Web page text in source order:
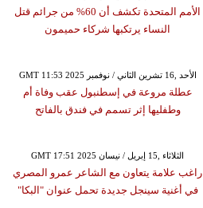
الأمم المتحدة تكشف أن 60% من جرائم قتل
النساء يرتكبها شركاء حميمون
GMT 11:53 2025 الأحد ,16 تشرين الثاني / نوفمبر
عطلة مروعة في إسطنبول عقب وفاة أم
وطفليها إثر تسمم في فندق بالفاتح
GMT 17:51 2025 الثلاثاء ,15 إبريل / نيسان
راغب علامة يتعاون مع الشاعر عمرو المصري
في أغنية سينجل جديدة تحمل عنوان "البكا"